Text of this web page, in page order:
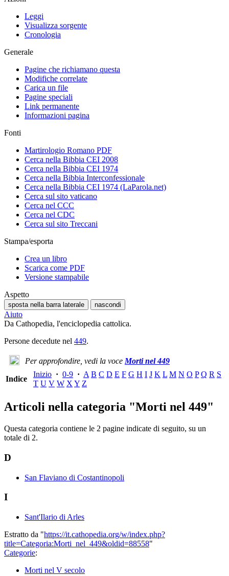
Leggi
Visualizza sorgente
Cronologia
Generale
Pagine che richiamano questa
Modifiche correlate
Carica un file
Pagine speciali
Link permanente
Informazioni pagina
Fonti
Martirologio Romano PDF
Cerca nella Bibbia CEI 2008
Cerca nella Bibbia CEI 1974
Cerca nella Bibbia Interconfessionale
Cerca nella Bibbia CEI 1974 (LaParola.net)
Cerca sul sito vaticano
Cerca nel CCC
Cerca nel CDC
Cerca sul sito Treccani
Stampa/esporta
Crea un libro
Scarica come PDF
Versione stampabile
Aspetto
sposta nella barra laterale nascondi
Aiuto
Da Cathopedia, l'enciclopedia cattolica.
Persone decedute nel 449.
Per approfondire, vedi la voceMorti nel 449
Indice
Inizio · 0-9 · A B C D E F G H I J K L M N O P Q R S
T U V W XY Z
Articoli nella categoria "Morti nel 449"
Questa categoria contiene le 2 pagine indicate di seguito, su un
totale di 2.
D
San Flaviano di Costantinopoli
I
Sant'Ilario di Arles
Estratto da "https://it.cathopedia.org/w/index.php?
title=Categoria:Morti_nel_449&oldid=88558"
Categorie:
Morti nel V secolo